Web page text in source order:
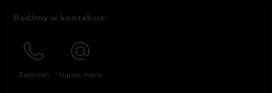
Bądźmy w kontakcie:
Zadzwoń Napisz maila